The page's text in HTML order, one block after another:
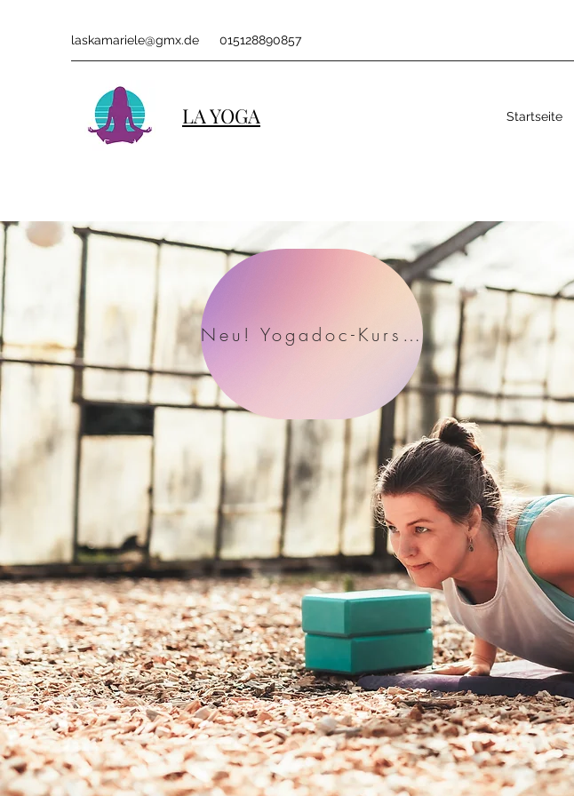
laskamariele@gmx.de 015128890857
LA YOGA Startseite
Neu! Yogadoc-Kurs ab März